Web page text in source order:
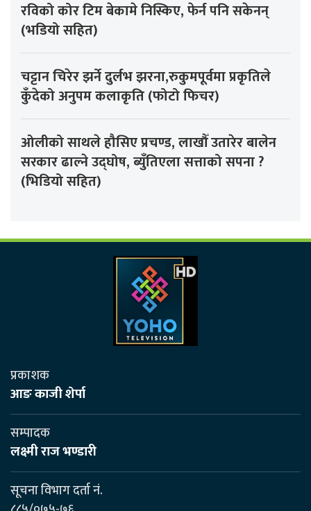
रविको कोर टिम बेकामे निस्किए, फेर्न पनि सकेनन्
(भडियो सहित)
चट्टान चिरेर झर्ने दुर्लभ झरना,रुकुमपूर्वमा प्रकृतिले
कुँदेको अनुपम कलाकृति (फोटो फिचर)
ओलीको साथले हौसिए प्रचण्ड, लाखौँ उतारेर बालेन
सरकार ढाल्ने उद्घोष, ब्युँतिएला सत्ताको सपना ?
(भिडियो सहित)
प्रकाशक
आङ काजी शेर्पा
सम्पादक
लक्ष्मी राज भण्डारी
सूचना विभाग दर्ता नं.